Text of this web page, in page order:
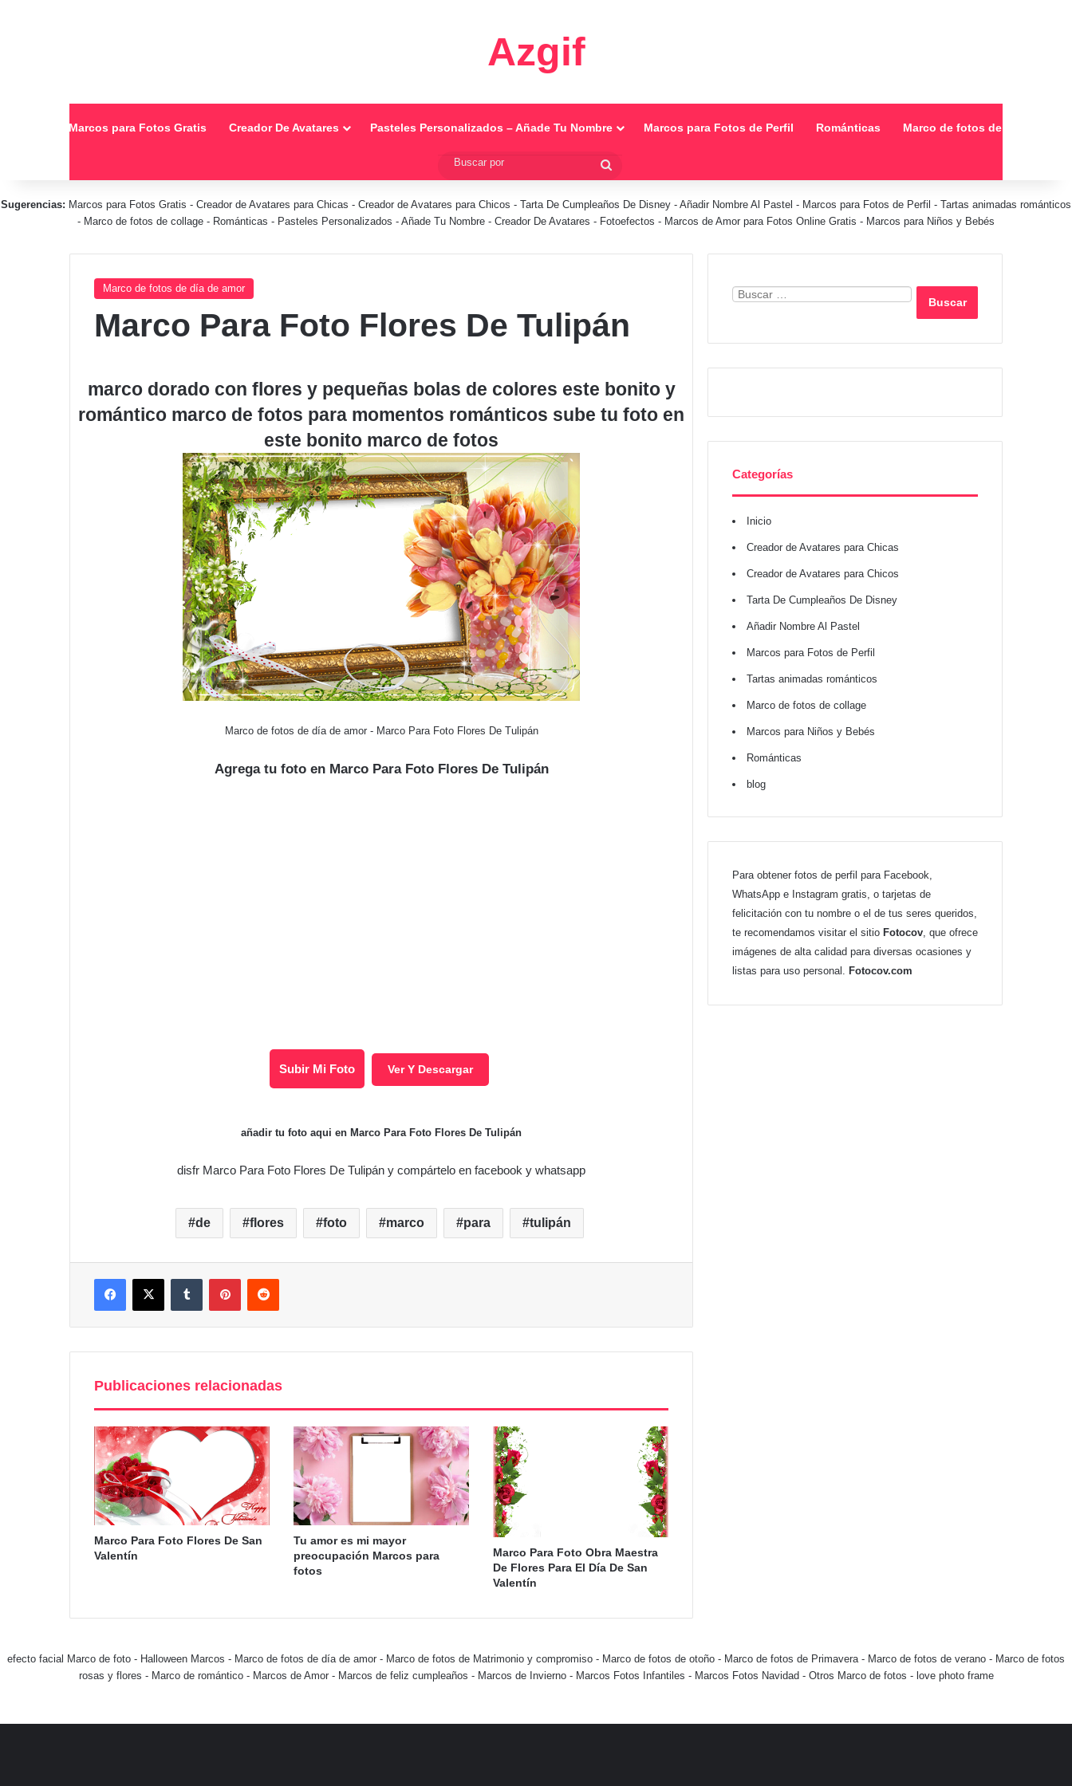
Azgif
Marcos para Fotos Gratis Creador De Avatares Pasteles Personalizados – Añade Tu Nombre Marcos para Fotos de Perfil Románticas Marco de fotos de collage
Sugerencias: Marcos para Fotos Gratis - Creador de Avatares para Chicas - Creador de Avatares para Chicos - Tarta De Cumpleaños De Disney - Añadir Nombre Al Pastel - Marcos para Fotos de Perfil - Tartas animadas románticos
- Marco de fotos de collage - Románticas - Pasteles Personalizados - Añade Tu Nombre - Creador De Avatares - Fotoefectos - Marcos de Amor para Fotos Online Gratis - Marcos para Niños y Bebés
Marco de fotos de día de amor
Marco Para Foto Flores De Tulipán
marco dorado con flores y pequeñas bolas de colores este bonito y
romántico marco de fotos para momentos románticos sube tu foto en
este bonito marco de fotos
Marco de fotos de día de amor - Marco Para Foto Flores De Tulipán
Agrega tu foto en Marco Para Foto Flores De Tulipán
Subir Mi Foto Ver Y Descargar
añadir tu foto aqui en Marco Para Foto Flores De Tulipán
disfr Marco Para Foto Flores De Tulipán y compártelo en facebook y whatsapp
de flores foto marco para tulipán
FacebookX Tumblr PinterestReddit
Publicaciones relacionadas
Marco Para Foto Flores De San
Valentín
Tu amor es mi mayor
preocupación Marcos para
fotos
Marco Para Foto Obra Maestra
De Flores Para El Día De San
Valentín
Categorías
Inicio
Creador de Avatares para Chicas
Creador de Avatares para Chicos
Tarta De Cumpleaños De Disney
Añadir Nombre Al Pastel
Marcos para Fotos de Perfil
Tartas animadas románticos
Marco de fotos de collage
Marcos para Niños y Bebés
Románticas
blog
Para obtener fotos de perfil para Facebook,
WhatsApp e Instagram gratis, o tarjetas de
felicitación con tu nombre o el de tus seres queridos,
te recomendamos visitar el sitio Fotocov, que ofrece
imágenes de alta calidad para diversas ocasiones y
listas para uso personal. Fotocov.com
efecto facial Marco de foto - Halloween Marcos - Marco de fotos de día de amor - Marco de fotos de Matrimonio y compromiso - Marco de fotos de otoño - Marco de fotos de Primavera- Marco de fotos de verano - Marco de fotos
rosas y flores - Marco de romántico- Marcos de Amor- Marcos de feliz cumpleaños - Marcos de Invierno- Marcos Fotos Infantiles - Marcos Fotos Navidad - Otros Marco de fotos - love photo frame